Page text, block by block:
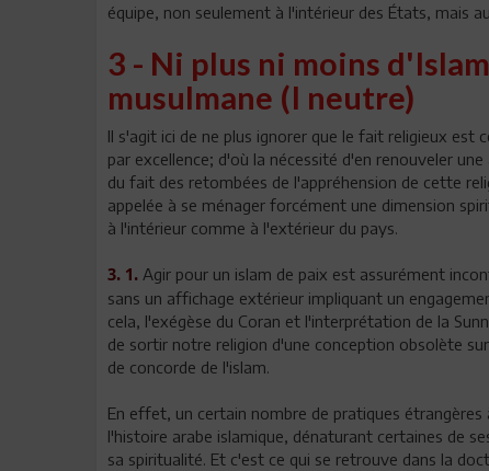
équipe, non seulement à l'intérieur des États, mais
3 - Ni plus ni moins
musulmane (I neutre)
Il s'agit ici de ne plus ignorer que le fait religieux
par excellence; d'où la nécessité d'en renouveler
du fait des retombées de l'appréhension de cette
appelée à se ménager forcément une dimension
à l'intérieur comme à l'extérieur du pays.
3. 1. Agir pour un islam de paix est assurément
sans un affichage extérieur impliquant un
cela, l'exégèse du Coran et l'interprétation de la
de sortir notre religion d'une conception obsolète
de concorde de l'islam.
En effet, un certain nombre de pratiques
l'histoire arabe islamique, dénaturant certaines de
sa spiritualité. Et c'est ce qui se retrouve dans la